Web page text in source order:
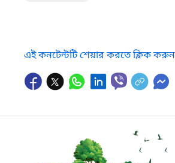
এই কনটেন্টটি শেয়ার করতে ক্লিক করুন